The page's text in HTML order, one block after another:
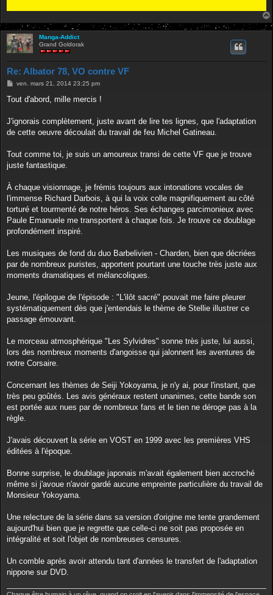
Manga-Addict
Grand Goldorak
Re: Albator 78, VO contre VF
M
s
g
e
ven. mars 21, 2014 23:25 pm
Tout d'abord, mille mercis !
J'ignorais complètement, juste avant de lire tes lignes, que l'adaptation
de cette oeuvre découlait du travail de feu Michel Gatineau.
Tout comme toi, je suis un amoureux transi de cette VF que je trouve
juste fantastique.
À chaque visionnage, je frémis toujours aux intonations vocales de
l'immense Richard Darbois, à qui la voix colle magnifiquement au côté
torturé et tourmenté de notre héros. Ses échanges parcimonieux avec
Paule Emanuele me transportent à chaque fois. Je trouve ce doublage
profondément inspiré.
Les musiques de fond du duo Barbelivien - Charden, bien que décriées
par de nombreux puristes, apportent pourtant une touche très juste aux
moments dramatiques et mélancoliques.
Jeune, l'épilogue de l'épisode : "L'ilôt sacré" pouvait me faire pleurer
systématiquement dès que j'entendais le thème de Stellie illustrer ce
passage émouvant.
Le morceau atmosphérique "Les Sylvidres" sonne très juste, lui aussi,
lors des nombreux moments d'angoisse qui jalonnent les aventures de
notre Corsaire.
Concernant les thèmes de Seiji Yokoyama, je n'y ai, pour l'instant, que
très peu goûtés. Les avis généraux restent unanimes, cette bande son
est portée aux nues par de nombreux fans et le tien ne déroge pas à la
règle.
J'avais découvert la série en VOST en 1999 avec les premières VHS
éditées à l'époque.
Bonne surprise, le doublage japonais m'avait également bien accroché
même si j'avoue n'avoir gardé aucune empreinte particulière du travail de
Monsieur Yokoyama.
Une relecture de la série dans sa version d'origine me tente grandement
aujourd'hui bien que je regrette que celle-ci ne soit pas proposée en
intégralité et soit l'objet de nombreuses censures.
Un comble après avoir attendu tant d'années le transfert de l'adaptation
nippone sur DVD.